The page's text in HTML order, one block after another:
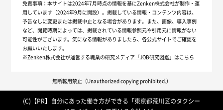
免責事項： 本サイトは2024年7月時点の情報を基にZenken株式会社が制作・運
用しています（2024年9月に開設）。掲載している情報・コンテンツ内容は、
予告なしに変更または掲載中止となる場合があります。また、画像、導入事例
など、閲覧時期によっては、掲載されている情報参照元や引用元に情報がない
可能性がございます。気になる情報がありましたら、各公式サイトでご確認を
お願いいたします。
※Zenken株式会社が運営する職業の研究メディア「JOB研究図鑑」はこちら
無断転用禁止（Unauthorized copying prohibited.）
(C)【PR】 自分にあった働き方ができる「東京都荒川区のタクシー